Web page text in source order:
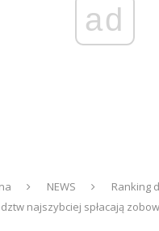
ad
NEWS
Ranking
najszybciej spłacają